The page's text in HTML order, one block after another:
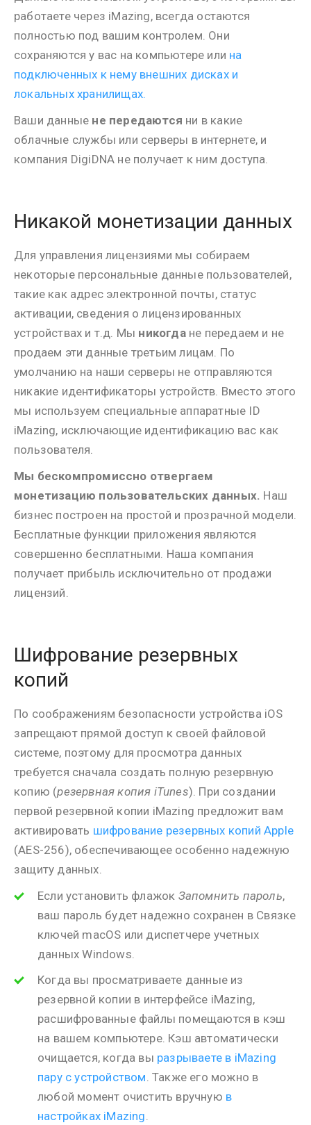
работаете через iMazing, всегда остаются
полностью под вашим контролем. Они
сохраняются у вас на компьютере или на
подключенных к нему внешних дисках и
локальных хранилищах.
Ваши данные не передаются ни в какие
облачные службы или серверы в интернете, и
компания DigiDNA не получает к ним доступа.
Никакой монетизации данных
Для управления лицензиями мы собираем
некоторые персональные данные пользователей,
такие как адрес электронной почты, статус
активации, сведения о лицензированных
устройствах и т.д. Мы никогдане передаем и не
продаем эти данные третьим лицам. По
умолчанию на наши серверы не отправляются
никакие идентификаторы устройств. Вместо этого
мы используем специальные аппаратные ID
iMazing, исключающие идентификацию вас как
пользователя.
Мы бескомпромиссно отвергаем
монетизацию пользовательских данных. Наш
бизнес построен на простой и прозрачной модели.
Бесплатные функции приложения являются
совершенно бесплатными. Наша компания
получает прибыль исключительно от продажи
лицензий.
Шифрование резервных
копий
По соображениям безопасности устройства iOS
запрещают прямой доступ к своей файловой
системе, поэтому для просмотра данных
требуется сначала создать полную резервную
копию (резервная копия iTunes). При создании
первой резервной копии iMazing предложит вам
активировать шифрование резервных копий Apple
(AES-256), обеспечивающее особенно надежную
защиту данных.
Если установить флажок Запомнить пароль,
ваш пароль будет надежно сохранен в Связке
ключей macOS или диспетчере учетных
данных Windows.
Когда вы просматриваете данные из
резервной копии в интерфейсе iMazing,
расшифрованные файлы помещаются в кэш
на вашем компьютере. Кэш автоматически
очищается, когда вы разрываете в iMazing
пару с устройством. Также его можно в
любой момент очистить вручную в
настройках iMazing.